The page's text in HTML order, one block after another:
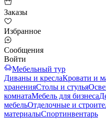
Заказы
Избранное
Сообщения
Войти
Мебельный тур
Диваны и креслаКровати и
храненияСтолы и стулья
комнатаМебель для бизнеса
мебельОтделочные и
материалыСпортинвентарь